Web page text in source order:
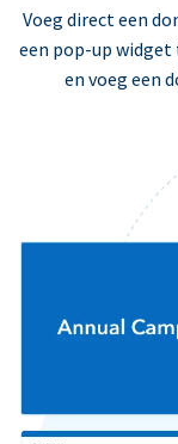
Voeg direct een
een pop-up widget
en voeg een